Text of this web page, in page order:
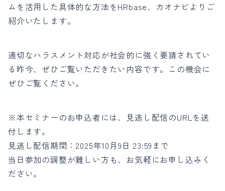
ムを活用した具体的な方法をHRbase、カオナビよりご
紹介いたします。
適切なハラスメント対応が社会的に強く要請されてい
る昨今、ぜひご覧いただきたい内容です。この機会に
ぜひご覧ください。
※本セミナーのお申込者には、見逃し配信のURLを送
付します。
見逃し配信期間：2025年10月9日 23:59まで
当日参加の調整が難しい方も、お気軽にお申し込みく
ださい。